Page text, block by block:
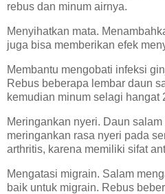
rebus dan minum airnya.
Menyihatkan mata.
juga bisa memberikan efek
Membantu mengobati infeksi
Rebus beberapa lembar daun
kemudian minum selagi hangat
Meringankan nyeri. Daun
meringankan rasa nyeri pada
arthritis, karena memiliki sifat
Mengatasi migrain. Salam
baik untuk migrain. Rebus